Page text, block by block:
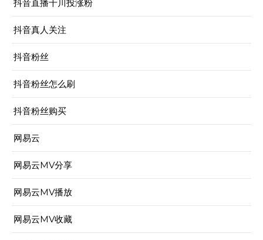
抖音直播千川投涨粉
抖音真人关注
抖音粉丝
抖音粉丝怎么刷
抖音粉丝购买
网易云
网易云MV分享
网易云MV播放
网易云MV收藏